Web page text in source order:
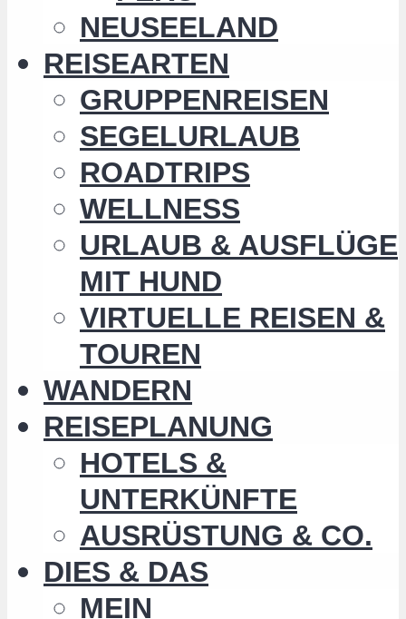
NEUSEELAND
REISEARTEN
GRUPPENREISEN
SEGELURLAUB
ROADTRIPS
WELLNESS
URLAUB & AUSFLÜGE
MIT HUND
VIRTUELLE REISEN &
TOUREN
WANDERN
REISEPLANUNG
HOTELS &
UNTERKÜNFTE
AUSRÜSTUNG & CO.
DIES & DAS
MEIN